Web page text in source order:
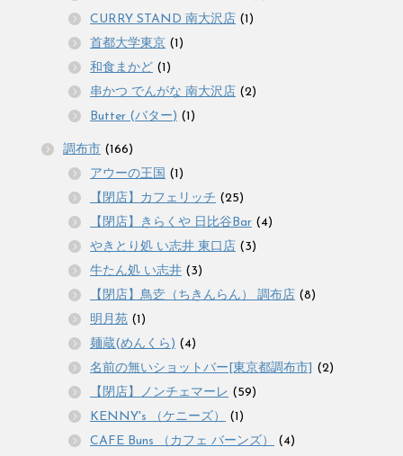
CURRY STAND 南大沢店 (1)
首都大学東京 (1)
和食まかど (1)
串かつ でんがな 南大沢店 (2)
Butter (バター) (1)
調布市 (166)
アウーの王国 (1)
【閉店】カフェリッチ (25)
【閉店】きらくや 日比谷Bar (4)
やきとり処 い志井 東口店 (3)
牛たん処 い志井 (3)
【閉店】鳥赱（ちきんらん） 調布店 (8)
明月苑 (1)
麺蔵(めんくら) (4)
名前の無いショットバー[東京都調布市]
(2)
【閉店】ノンチェマーレ (59)
KENNY's （ケニーズ）
(1)
CAFE Buns （カフェ バーンズ）
(4)